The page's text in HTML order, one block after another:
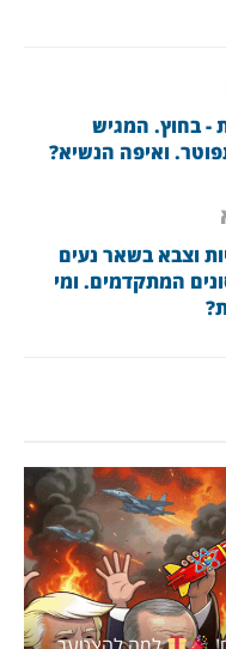
- בחוץ. המגיש
ואיפה הנשיא?
וצבא בשאר נעים
המתקדמים. ומי